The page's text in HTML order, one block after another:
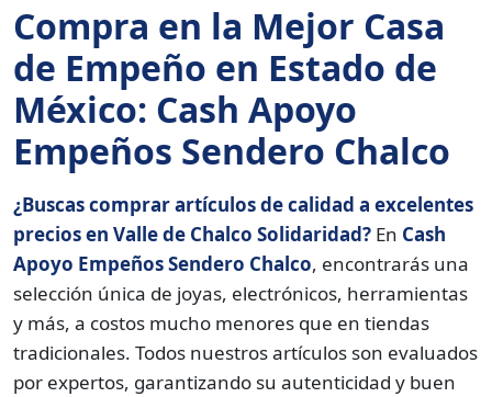
Compra en la Mejor Casa
de Empeño en Estado de
México: Cash Apoyo
Empeños Sendero Chalco
¿Buscas comprar artículos de calidad a excelentes
precios en Valle de Chalco Solidaridad? En Cash
Apoyo Empeños Sendero Chalco, encontrarás una
selección única de joyas, electrónicos, herramientas
y más, a costos mucho menores que en tiendas
tradicionales. Todos nuestros artículos son evaluados
por expertos, garantizando su autenticidad y buen